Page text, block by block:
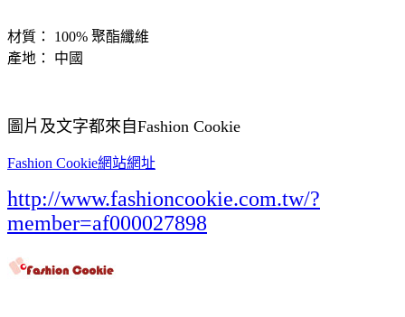
材質： 100% 聚酯纖維
產地： 中國
圖片及文字都來自Fashion Cookie
Fashion Cookie網站網址
http://www.fashioncookie.com.tw/?
member=af000027898